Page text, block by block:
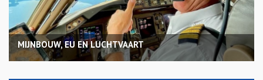
MIJNBOUW, EU EN LUCHTVAART